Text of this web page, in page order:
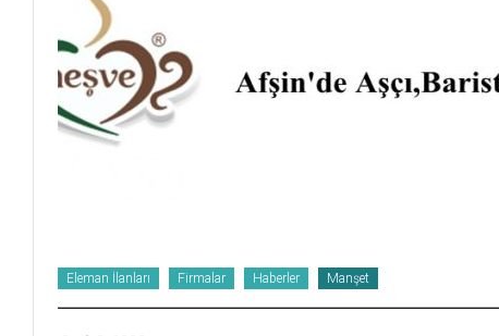
Eleman İlanları Firmalar Haberler Manşet